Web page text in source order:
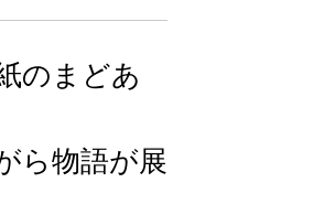
のまどあ
ら物語が展